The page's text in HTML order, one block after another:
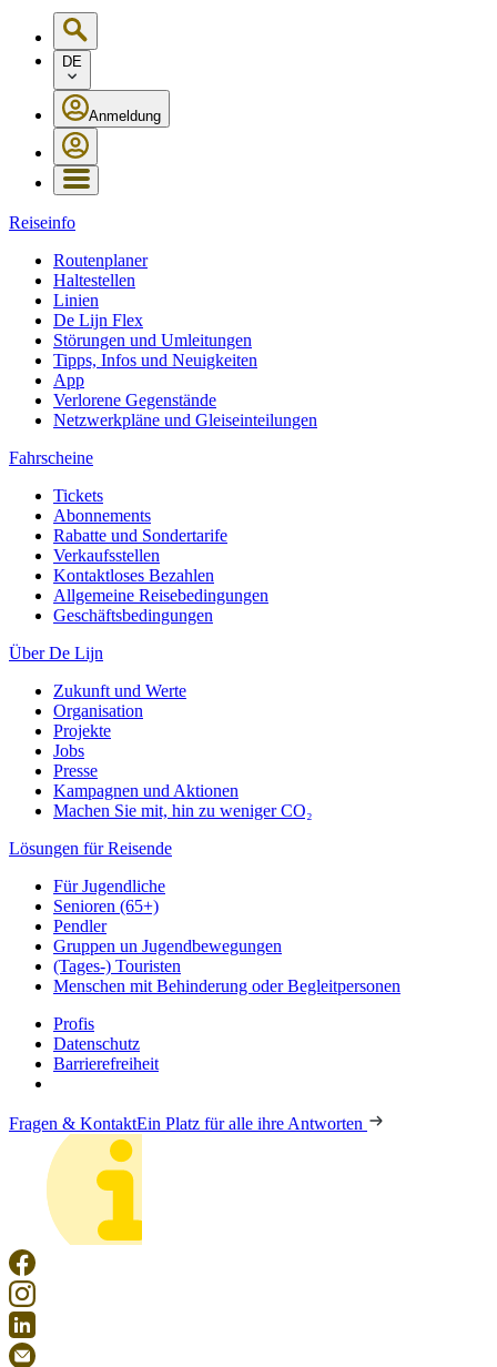
DE
Anmeldung
Reiseinfo
Routenplaner
Haltestellen
Linien
De Lijn Flex
Störungen und Umleitungen
Tipps, Infos und Neuigkeiten
App
Verlorene Gegenstände
Netzwerkpläne und Gleiseinteilungen
Fahrscheine
Tickets
Abonnements
Rabatte und Sondertarife
Verkaufsstellen
Kontaktloses Bezahlen
Allgemeine Reisebedingungen
Geschäftsbedingungen
Über De Lijn
Zukunft und Werte
Organisation
Projekte
Jobs
Presse
Kampagnen und Aktionen
Machen Sie mit, hin zu weniger CO₂
Lösungen für Reisende
Für Jugendliche
Senioren (65+)
Pendler
Gruppen un Jugendbewegungen
(Tages-) Touristen
Menschen mit Behinderung oder Begleitpersonen
Profis
Datenschutz
Barrierefreiheit
Fragen & KontaktEin Platz für alle ihre Antworten